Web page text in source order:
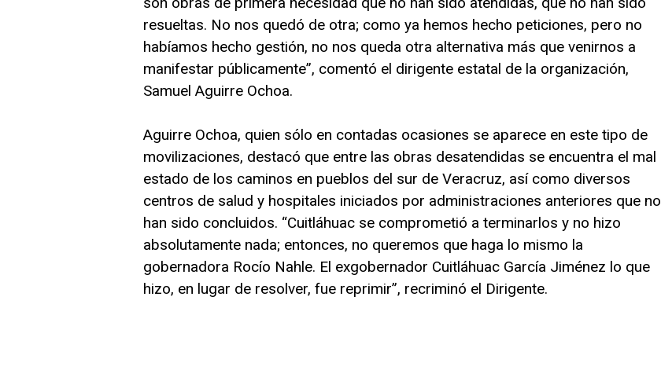
resueltas. No nos quedó de otra; como ya hemos hecho peticiones, pero no
habíamos hecho gestión, no nos queda otra alternativa más que venirnos a
manifestar públicamente”, comentó el dirigente estatal de la organización,
Samuel Aguirre Ochoa.
Aguirre Ochoa, quien sólo en contadas ocasiones se aparece en este tipo de
movilizaciones, destacó que entre las obras desatendidas se encuentra el mal
estado de los caminos en pueblos del sur de Veracruz, así como diversos
centros de salud y hospitales iniciados por administraciones anteriores que no
han sido concluidos. “Cuitláhuac se comprometió a terminarlos y no hizo
absolutamente nada; entonces, no queremos que haga lo mismo la
gobernadora Rocío Nahle. El exgobernador Cuitláhuac García Jiménez lo que
hizo, en lugar de resolver, fue reprimir”, recriminó el Dirigente.